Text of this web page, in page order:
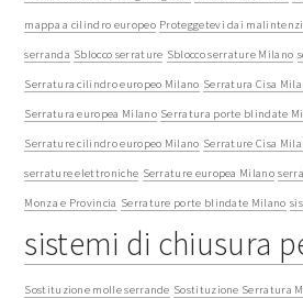
mappa a cilindro europeo Proteggetevi dai
serranda Sblocco serrature Sblocco serrature Milano
Serratura cilindro europeo Milano Serratura Cisa
Serratura europea Milano Serratura porte blindate
Serrature cilindro europeo Milano Serrature Cisa
serrature elettroniche Serrature europea Milano
Monza e Provincia Serrature porte blindate Milano
sistemi di chiusura
Sostituzione molle serrande Sostituzione Serratura